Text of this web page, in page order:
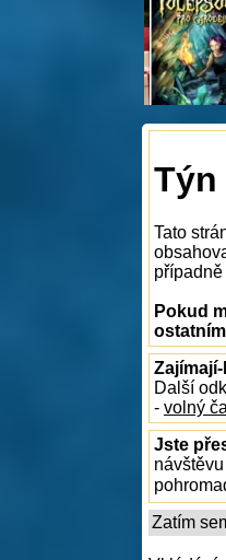
Týn
Tato
Pokud
Další
- volný
Jste
Zatím